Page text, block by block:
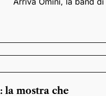
la mostra che